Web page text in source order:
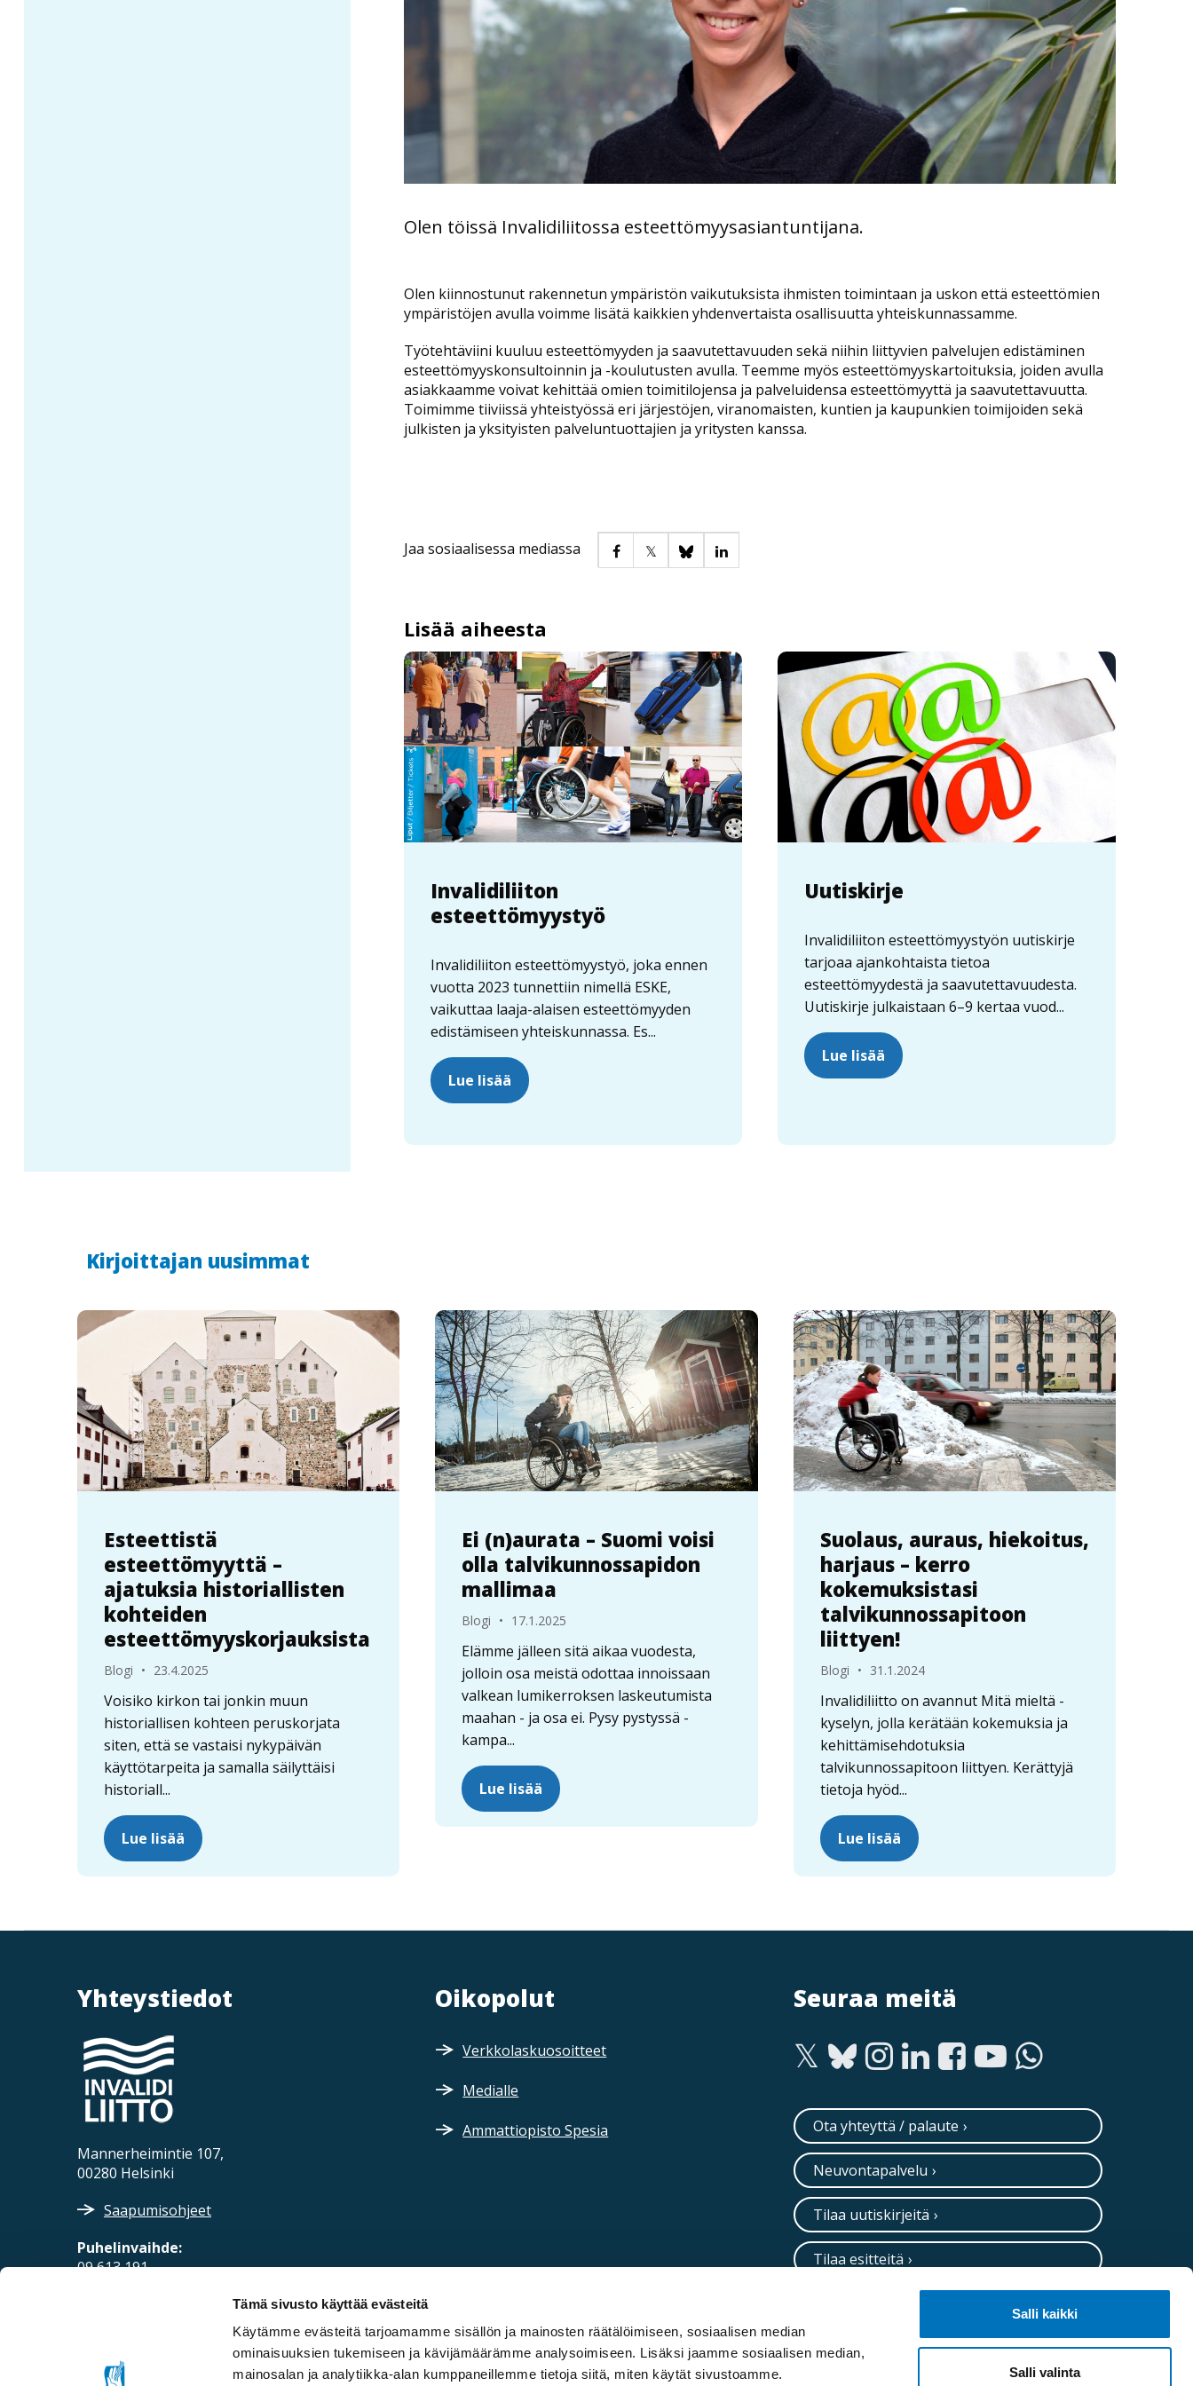
Tämä sivusto käyttää evästeitä
Käytämme evästeitä tarjoamamme sisällön ja mainosten räätälöimiseen, sosiaalisen median
ominaisuuksien tukemiseen ja kävijämäärämme analysoimiseen. Lisäksi jaamme sosiaalisen median,
mainosalan ja analytiikka-alan kumppaneillemme tietoja siitä, miten käytät sivustoamme.
Salli kaikki
Salli valinta
Olen töissä Invalidiliitossa esteettömyysasiantuntijana.
Olen kiinnostunut rakennetun ympäristön vaikutuksista ihmisten toimintaan ja uskon että esteettömien
ympäristöjen avulla voimme lisätä kaikkien yhdenvertaista osallisuutta yhteiskunnassamme.
Työtehtäviini kuuluu esteettömyyden ja saavutettavuuden sekä niihin liittyvien palvelujen edistäminen
esteettömyyskonsultoinnin ja -koulutusten avulla. Teemme myös esteettömyyskartoituksia, joiden avulla
asiakkaamme voivat kehittää omien toimitilojensa ja palveluidensa esteettömyyttä ja saavutettavuutta.
Toimimme tiiviissä yhteistyössä eri järjestöjen, viranomaisten, kuntien ja kaupunkien toimijoiden sekä
julkisten ja yksityisten palveluntuottajien ja yritysten kanssa.
Jaa sosiaalisessa mediassa
Lisää aiheesta
Invalidiliiton
esteettömyystyö
Invalidiliiton esteettömyystyö, joka ennen
vuotta 2023 tunnettiin nimellä ESKE,
vaikuttaa laaja-alaisen esteettömyyden
edistämiseen yhteiskunnassa. Es...
Lue lisää
Uutiskirje
Invalidiliiton esteettömyystyön uutiskirje
tarjoaa ajankohtaista tietoa
esteettömyydestä ja saavutettavuudesta.
Uutiskirje julkaistaan 6–9 kertaa vuod...
Lue lisää
Kirjoittajan uusimmat
Esteettistä
esteettömyyttä –
ajatuksia historiallisten
kohteiden
esteettömyyskorjauksista
Blogi • 23.4.2025
Voisiko kirkon tai jonkin muun
historiallisen kohteen peruskorjata
siten, että se vastaisi nykypäivän
käyttötarpeita ja samalla säilyttäisi
historiall...
Lue lisää
Ei (n)aurata – Suomi voisi
olla talvikunnossapidon
mallimaa
Blogi • 17.1.2025
Elämme jälleen sitä aikaa vuodesta,
jolloin osa meistä odottaa innoissaan
valkean lumikerroksen laskeutumista
maahan - ja osa ei. Pysy pystyssä -
kampa...
Lue lisää
Suolaus, auraus, hiekoitus,
harjaus – kerro
kokemuksistasi
talvikunnossapitoon
liittyen!
Blogi • 31.1.2024
Invalidiliitto on avannut Mitä mieltä -
kyselyn, jolla kerätään kokemuksia ja
kehittämisehdotuksia
talvikunnossapitoon liittyen. Kerättyjä
tietoja hyöd...
Lue lisää
Yhteystiedot
Mannerheimintie 107,
00280 Helsinki
Saapumisohjeet
Puhelinvaihde:
09 613 191
Oikopolut
Verkkolaskuosoitteet
Medialle
Ammattiopisto Spesia
Seuraa meitä
Ota yhteyttä / palaute
Neuvontapalvelu
Tilaa uutiskirjeitä
Tilaa esitteitä